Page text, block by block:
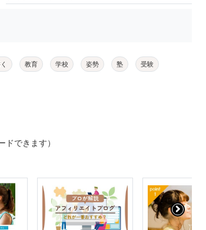
教育 学校 姿勢 塾 受験
ドできます）